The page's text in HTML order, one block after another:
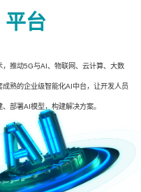
台
推动5G与AI、物联网、云计算、大数
熟的企业级智能化AI中台，让开发人员
部署AI模型，构建解决方案。